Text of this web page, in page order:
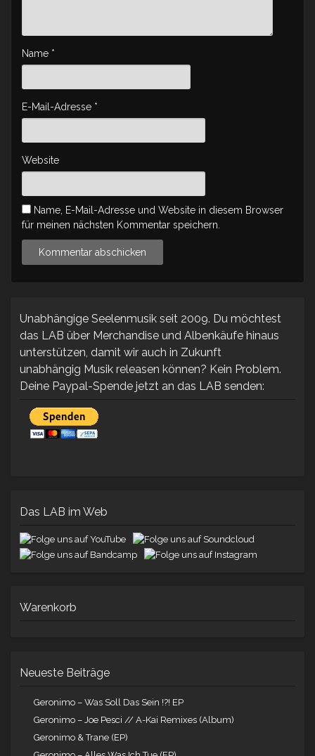
Name *
E-Mail-Adresse *
Website
Name, E-Mail-Adresse und Website in diesem Browser
für meinen nächsten Kommentar speichern.
Unabhängige Seelenmusik seit 2009. Du möchtest
das LAB über Merchandise und Albenkäufe hinaus
unterstützen, damit wir auch in Zukunft
unabhängig Musik releasen können? Kein Problem.
Deine Paypal-Spende jetzt an das LAB senden:
Das LAB im Web
Warenkorb
Neueste Beiträge
Geronimo – Was Soll Das Sein !?! EP
Geronimo – Joe Pesci // A-Kai Remixes (Album)
Geronimo & Trane (EP)